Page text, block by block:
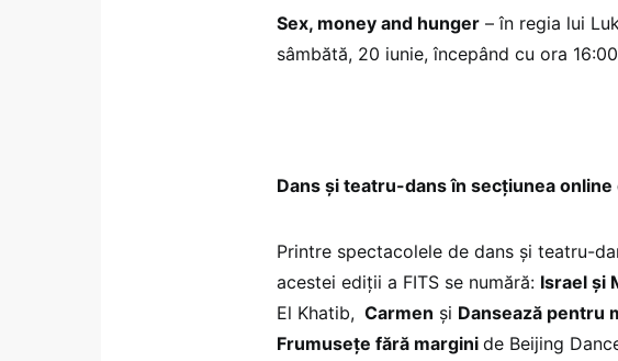
Sex, money and hunger – în regia lui
sâmbătă, 20 iunie, începând cu ora
Dans şi teatru-dans în secţiunea online
Printre spectacolele de dans şi teatru-
acestei ediţii a FITS se numără: Israel şi
El Khatib, Carmen şi Dansează pentru
Frumuseţe fără margini de Beijing